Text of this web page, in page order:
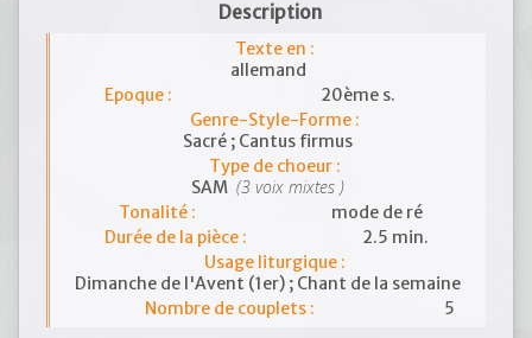
Description
Texte en :
allemand
Epoque :
20ème s.
Genre-Style-Forme :
Sacré ; Cantus firmus
Type de choeur :
SAM (3 voix mixtes )
Tonalité :
mode de ré
Durée de la pièce :
2.5 min.
Usage liturgique :
Dimanche de l'Avent (1er) ; Chant de la semaine
Nombre de couplets :
5